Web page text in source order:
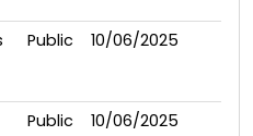
Public 10/06/2025
Public
10/06/2025